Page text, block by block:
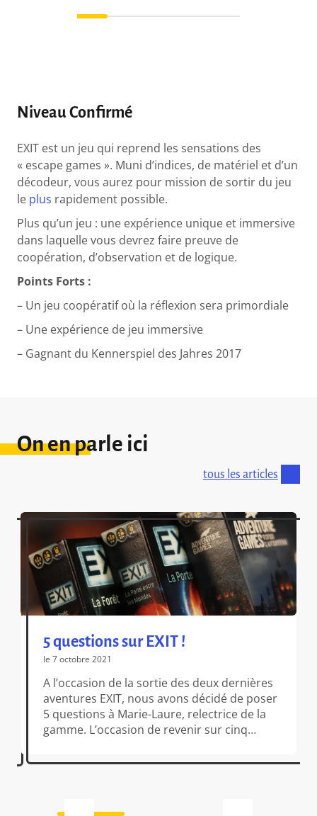
Niveau Confirmé
EXIT est un jeu qui reprend les sensations des
« escape games ». Muni d’indices, de matériel et d’un
décodeur, vous aurez pour mission de sortir du jeu
le plus rapidement possible.
Plus qu’un jeu : une expérience unique et immersive
dans laquelle vous devrez faire preuve de
coopération, d’observation et de logique.
Points Forts :
– Un jeu coopératif où la réflexion sera primordiale
– Une expérience de jeu immersive
– Gagnant du Kennerspiel des Jahres 2017
On en parle ici
tous les articles
5 questions sur EXIT !
le 7 octobre 2021
A l’occasion de la sortie des deux dernières
aventures EXIT, nous avons décidé de poser
5 questions à Marie-Laure, relectrice de la
gamme. L’occasion de revenir sur cinq
de la série ! 1 – Bonjour Marie-Laure ! Cela